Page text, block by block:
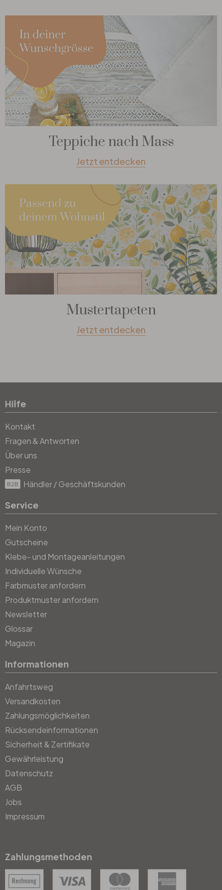
Teppiche nach Mass
Jetzt entdecken
Mustertapeten
Jetzt entdecken
Hilfe
Kontakt
Fragen & Antworten
Über uns
Presse
B2B Händler / Geschäftskunden
Service
Mein Konto
Gutscheine
Klebe- und Montageanleitungen
Individuelle Wünsche
Farbmuster anfordern
Produktmuster anfordern
Newsletter
Glossar
Magazin
Informationen
Anfahrtsweg
Versandkosten
Zahlungsmöglichkeiten
Rücksendeinformationen
Sicherheit & Zertifikate
Gewährleistung
Datenschutz
AGB
Jobs
Impressum
Zahlungsmethoden